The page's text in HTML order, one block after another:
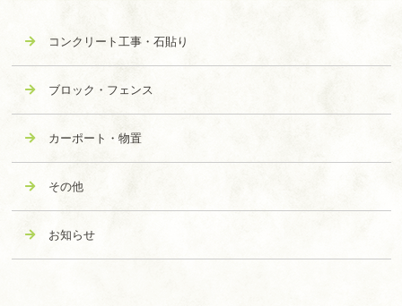
コンクリート工事・石貼り
ブロック・フェンス
カーポート・物置
その他
お知らせ